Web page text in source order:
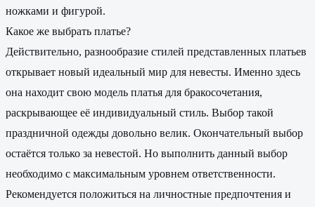
ножками и фигурой.
Какое же выбрать платье?
Действительно, разнообразие стилей представленных платьев
открывает новый идеальный мир для невесты. Именно здесь
она находит свою модель платья для бракосочетания,
раскрывающее её индивидуальный стиль. Выбор такой
праздничной одежды довольно велик. Окончательный выбор
остаётся только за невестой. Но выполнить данный выбор
необходимо с максимальным уровнем ответственности.
Рекомендуется положиться на личностные предпочтения и